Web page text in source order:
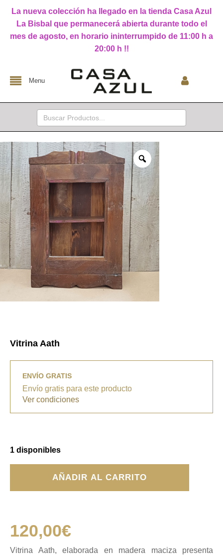
La nueva colección ha llegado en la tienda Casa Azul
La Bisbal que permanecerá abierta durante todo el
mes de agosto, en horario ininterrumpido de 11:00 h a
20:00 h !!
Menu
Buscar:
Vitrina Aath
ENVÍO GRATIS
Envío gratis para este producto
Ver condiciones
1 disponibles
cantidad
AÑADIR AL CARRITO
120,00€
Vitrina Aath, elaborada en madera maciza presenta